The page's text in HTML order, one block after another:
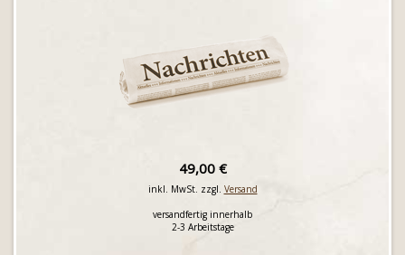
49,00 €
inkl. MwSt. zzgl. Versand
versandfertig innerhalb
2-3 Arbeitstage